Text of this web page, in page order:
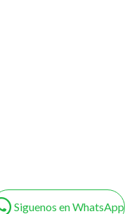
Siguenos en WhatsApp